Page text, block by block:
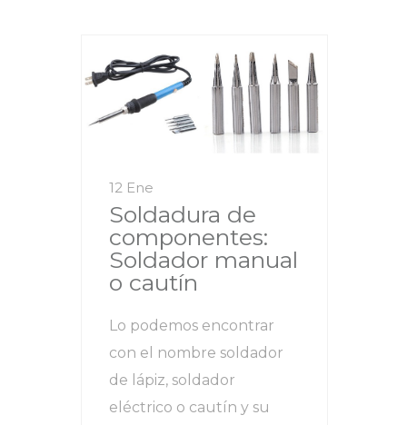
12 Ene
Soldadura de
componentes:
Soldador manual
o cautín
Lo podemos encontrar
con el nombre soldador
de lápiz, soldador
eléctrico o cautín y su